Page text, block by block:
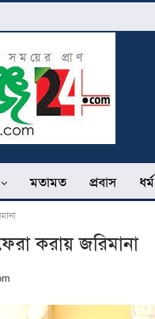
মতামত প্রবাস ধর্ম
করায় জরিমানা